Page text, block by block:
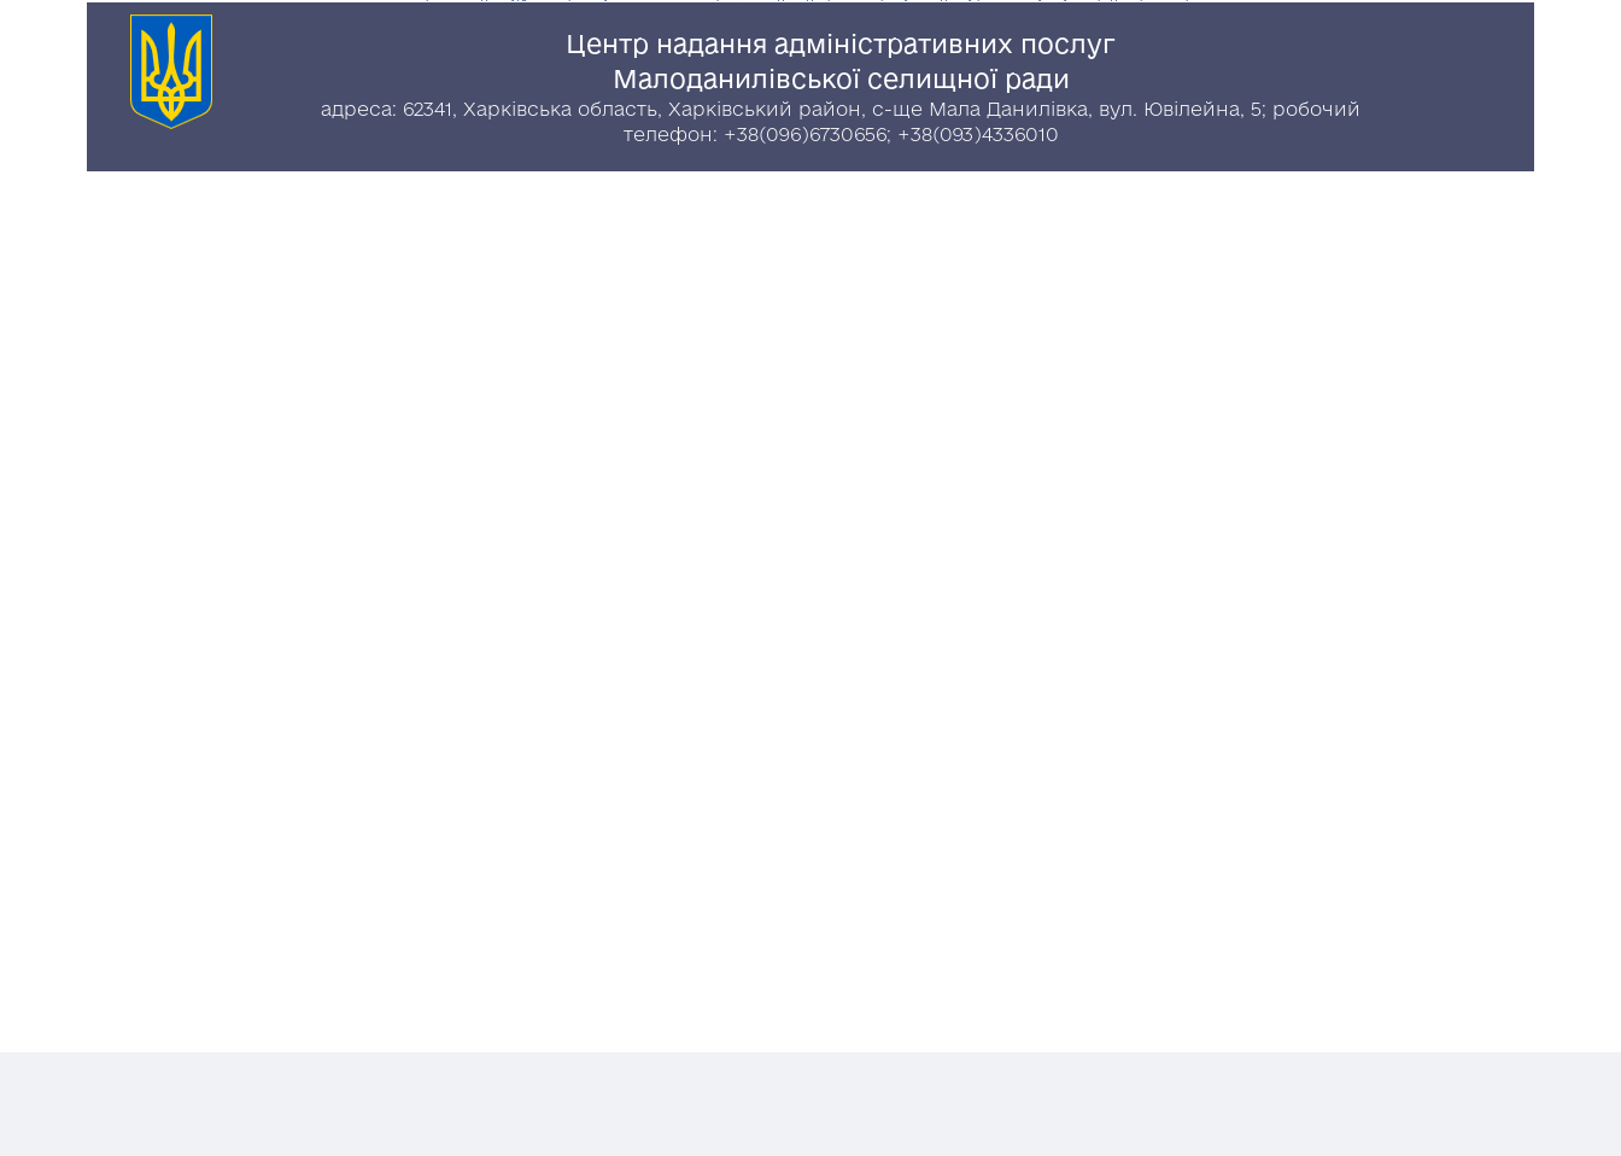
Центр надання адміністративних послуг
Малоданилівської селищної ради
адреса: 62341, Харківська область, Харківський район, с-ще Мала Данилівка, вул. Ювілейна, 5; робочий
телефон: +38(096)6730656; +38(093)4336010